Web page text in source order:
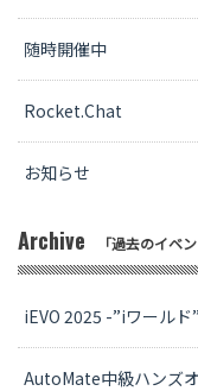
随時開催中
Rocket.Chat
お知らせ
Archive 「過去のイベ
iEVO 2025 -”iワール
AutoMate中級ハンズ